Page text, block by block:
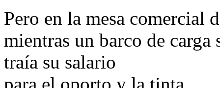
Pero en la mesa comercial
mientras un barco de carga
traía su salario